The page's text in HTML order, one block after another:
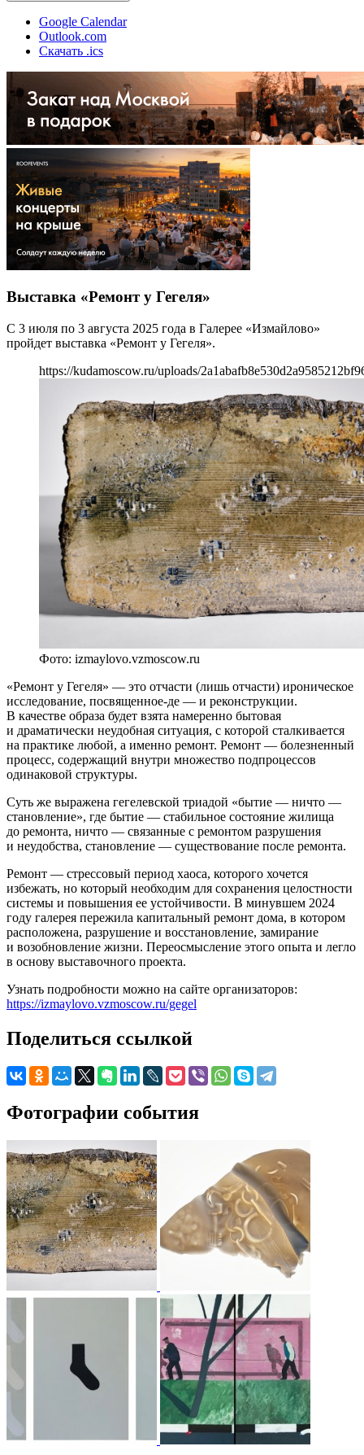
Google Calendar
Outlook.com
Скачать .ics
Выставка «Ремонт у Гегеля»
С 3 июля по 3 августа 2025 года в Галерее «Измайлово»
пройдет выставка «Ремонт у Гегеля».
https://kudamoscow.ru/uploads/
Фото: izmaylovo.vzmoscow.ru
«Ремонт у Гегеля» — это отчасти (лишь отчасти) ироническое
исследование, посвященное-де — и реконструкции.
В качестве образа будет взята намеренно бытовая
и драматически неудобная ситуация, с которой сталкивается
на практике любой, а именно ремонт. Ремонт — болезненный
процесс, содержащий внутри множество подпроцессов
одинаковой структуры.
Суть же выражена гегелевской триадой «бытие — ничто —
становление», где бытие — стабильное состояние жилища
до ремонта, ничто — связанные с ремонтом разрушения
и неудобства, становление — существование после ремонта.
Ремонт — стрессовый период хаоса, которого хочется
избежать, но который необходим для сохранения целостности
системы и повышения ее устойчивости. В минувшем 2024
году галерея пережила капитальный ремонт дома, в котором
расположена, разрушение и восстановление, замирание
и возобновление жизни. Переосмысление этого опыта и легло
в основу выставочного проекта.
Узнать подробности можно на сайте организаторов:
https://izmaylovo.vzmoscow.ru/gegel
Поделиться ссылкой
Фотографии события